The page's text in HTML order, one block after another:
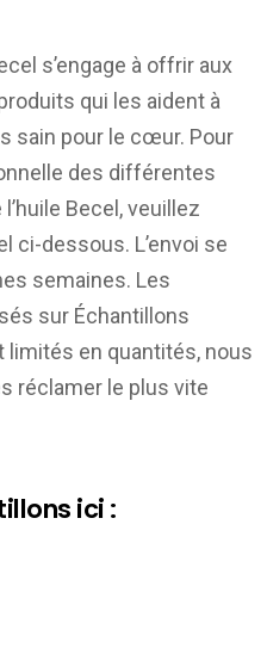
s’engage à offrir aux
qui les aident à
sain pour le cœur. Pour
des différentes
Becel, veuillez
ci-dessous. L’envoi se
semaines. Les
sur Échantillons
limités en quantités, nous
réclamer le plus vite
ici :